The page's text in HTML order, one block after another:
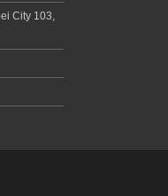
City 103,